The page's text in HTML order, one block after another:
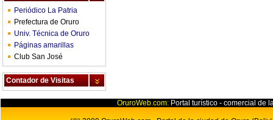
Periódico La Patria
Prefectura de Oruro
Univ. Técnica de Oruro
Páginas amarillas
Club San José
Contador de Visitas
OruroWeb.com: Portal turístico - comercial de